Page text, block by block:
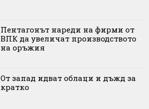
Пентагонът нареди на фирми от
ВПК да увеличат производството
на оръжия
От запад идват облаци и дъжд за
кратко